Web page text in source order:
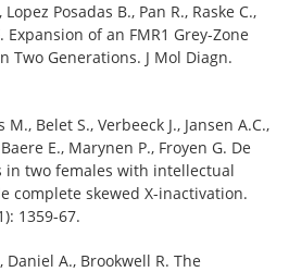
Posadas B., Pan R., Raske C.,
Expansion of an FMR1 Grey-Zone
Two Generations. J Mol Diagn.
Belet S., Verbeeck J., Jansen A.C.,
E., Marynen P., Froyen G. De
in two females with intellectual
complete skewed X-inactivation.
1359-67.
A., Brookwell R. The